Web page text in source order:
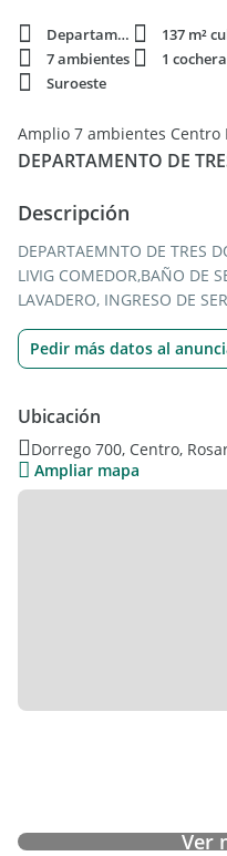
Departamento
7 ambientes
1
Suroeste
Amplio 7 ambientes Centro
DEPARTAMENTO DE
Descripción
DEPARTAEMNTO DE TRES
LIVIG COMEDOR,BAÑO DE
LAVADERO, INGRESO DE
Pedir más datos al
Ubicación
Dorrego 700, Centro,
Ampliar mapa
Ver